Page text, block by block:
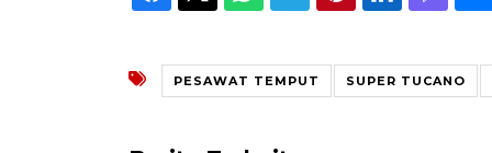
PESAWAT TEMPUT SUPER TUCANO